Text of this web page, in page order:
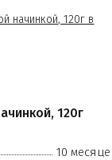
120г
10